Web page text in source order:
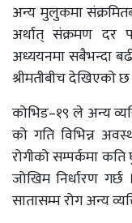
अन्य मुलुकमा
अर्थात् संक्रमण दर
अध्ययनमा सबैभन्दा
श्रीमतीबीच देखिएको छ
कोभिड–१९ ले अन्य
को गति विभिन्न
रोगीको सम्पर्कमा
जोखिम निर्धारण
सातासम्म रोग अन्य